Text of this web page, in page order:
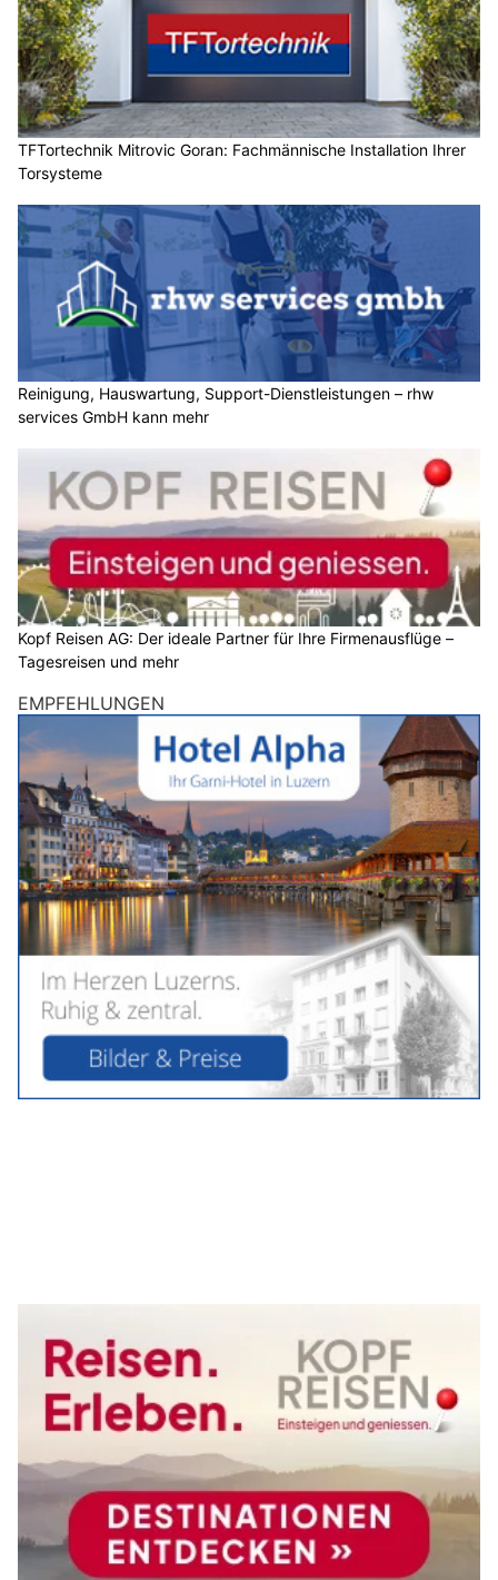
TFTortechnik Mitrovic Goran: Fachmännische Installation Ihrer
Torsysteme
Reinigung, Hauswartung, Support-Dienstleistungen – rhw
services GmbH kann mehr
Kopf Reisen AG: Der ideale Partner für Ihre Firmenausflüge –
Tagesreisen und mehr
EMPFEHLUNGEN